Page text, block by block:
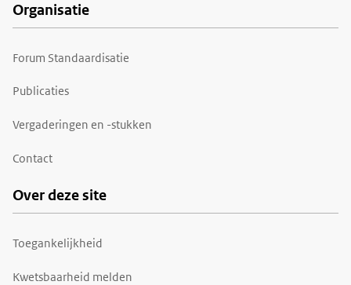
Organisatie
Forum Standaardisatie
Publicaties
Vergaderingen en -stukken
Contact
Over deze site
Toegankelijkheid
Kwetsbaarheid melden